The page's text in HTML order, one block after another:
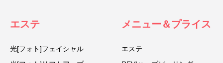
エステ
光[フォト]フェイシャル
メニュー＆プライス
エステ